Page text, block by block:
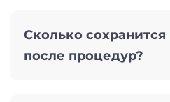
Сколько сохранится
после процедур?